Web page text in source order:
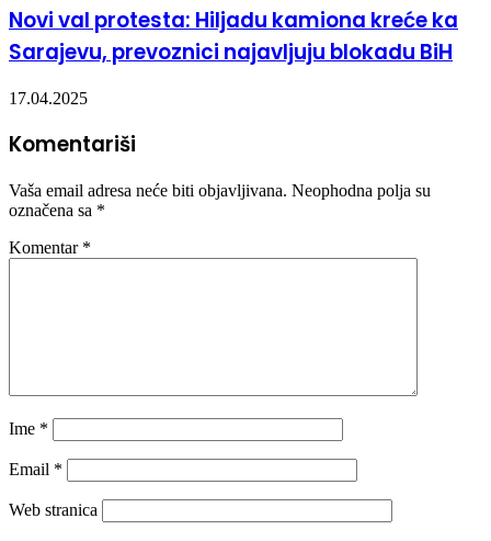
Novi val protesta: Hiljadu kamiona kreće ka
Sarajevu, prevoznici najavljuju blokadu BiH
17.04.2025
Komentariši
Vaša email adresa neće biti objavljivana. Neophodna polja su
označena sa *
Komentar *
Ime *
Email *
Web stranica